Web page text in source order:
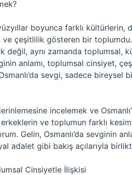
boyunca farklı kültürlerin,
ve çeşitlilik gösteren bir
değil, aynı zamanda toplumsal,
anlamı, toplumsal cinsiyet,
sevgi, sadece
incelemek ve
erkeklerin ve toplumun farklı
Gelin, Osmanlı’da sevginin
adalet gibi bakış açılarıyla
Cinsiyetle İlişkisi